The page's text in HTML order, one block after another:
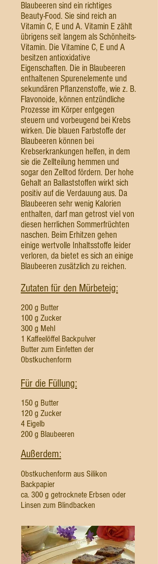
Blaubeeren sind ein richtiges
Beauty-Food. Sie sind reich an
Vitamin C, E und A. Vitamin E zählt
übrigens seit langem als Schönheits-
Vitamin. Die Vitamine C, E und A
besitzen antioxidative
Eigenschaften. Die in Blaubeeren
enthaltenen Spurenelemente und
sekundären Pflanzenstoffe, wie z. B.
Flavonoide, können entzündliche
Prozesse im Körper entgegen
steuern und vorbeugend bei Krebs
wirken. Die blauen Farbstoffe der
Blaubeeren können bei
Krebserkrankungen helfen, in dem
sie die Zellteilung hemmen und
sogar den Zelltod fördern. Der hohe
Gehalt an Ballaststoffen wirkt sich
positiv auf die Verdauung aus. Da
Blaubeeren sehr wenig Kalorien
enthalten, darf man getrost viel von
diesen herrlichen Sommerfrüchten
naschen. Beim Erhitzen gehen
einige wertvolle Inhaltsstoffe leider
verloren, da bietet es sich an einige
Blaubeeren zusätzlich zu reichen.
Zutaten für den Mürbeteig:
200 g Butter
100 g Zucker
300 g Mehl
1 Kaffeelöffel Backpulver
Butter zum Einfetten der
Obstkuchenform
Für die Füllung:
150 g Butter
120 g Zucker
4 Eigelb
200 g Blaubeeren
Außerdem:
Obstkuchenform aus Silikon
Backpapier
ca. 300 g getrocknete Erbsen oder
Linsen zum Blindbacken